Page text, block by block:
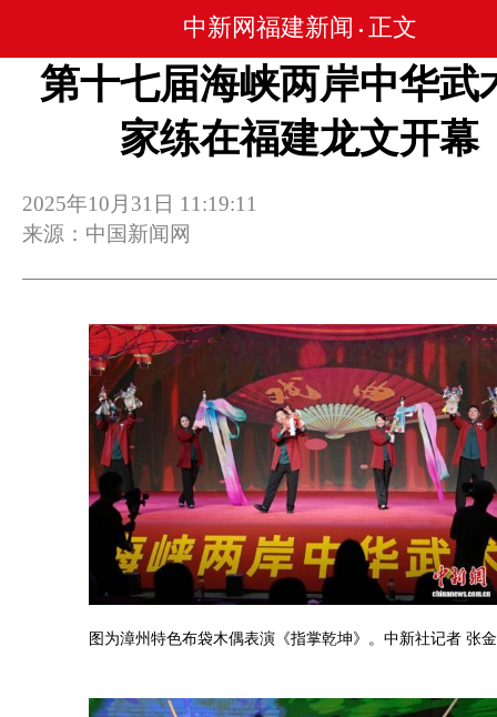
中新网福建新闻 • 正文
第十七届海峡两岸中华武
家练在福建龙文开幕
2025年10月31日 11:19:11
来源：中国新闻网
图为漳州特色布袋木偶表演《指掌乾坤》。中新社记者 张